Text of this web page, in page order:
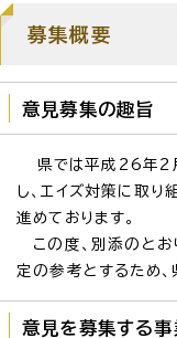
募集概要
意見募集の趣旨
県では平成26年2月
し、エイズ対策に取り
進めております。
この度、別添のとお
定の参考とするため
意見を募集する事